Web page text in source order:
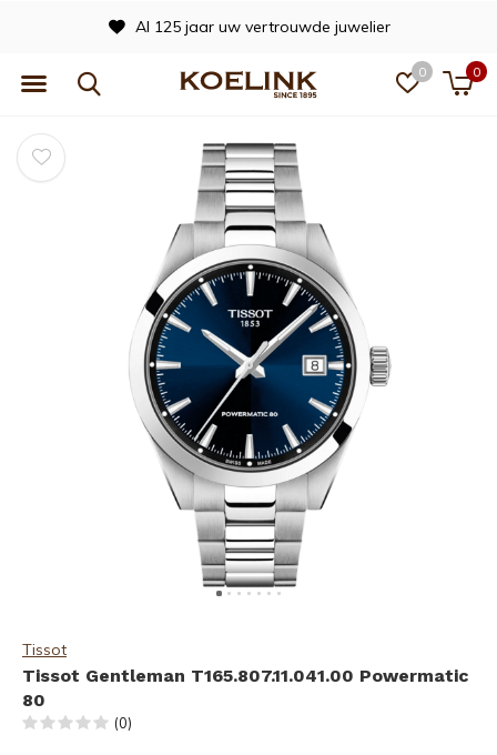
0 0
Al 125 jaar uw vertrouwde juwelier
Tissot
Tissot Gentleman T165.807.11.041.00 Powermatic
80
(0)